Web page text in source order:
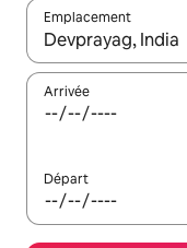
Emplacement
Quand les résultats
Arrivée
Départ